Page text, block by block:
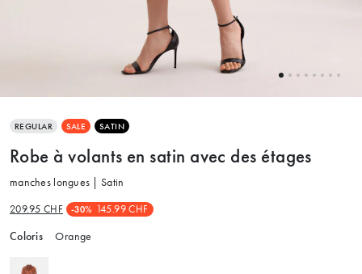
REGULAR SALE SATIN
Robe à volants en satin avec des étages
manches longues | Satin
209.95 CHF -30% 145.99 CHF
Coloris Orange